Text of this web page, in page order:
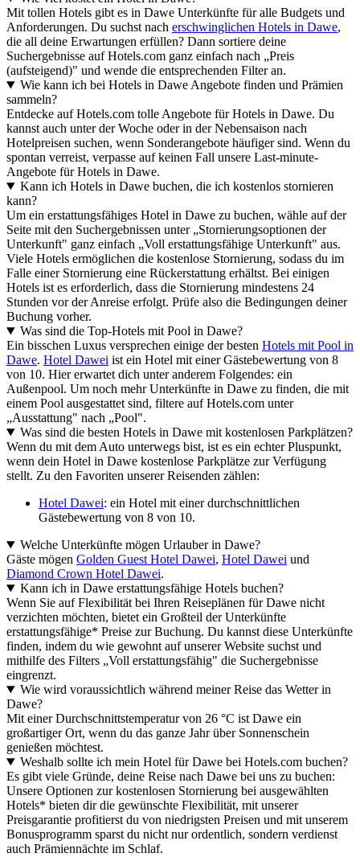
Mit tollen Hotels gibt es in Dawe Unterkünfte für alle Budgets und
Anforderungen. Du suchst nach erschwinglichen Hotels in Dawe,
die all deine Erwartungen erfüllen? Dann sortiere deine
Suchergebnisse auf Hotels.com ganz einfach nach „Preis
(aufsteigend)" und wende die entsprechenden Filter an.
Wie kann ich bei Hotels in Dawe Angebote finden und Prämien
sammeln?
Entdecke auf Hotels.com tolle Angebote für Hotels in Dawe. Du
kannst auch unter der Woche oder in der Nebensaison nach
Hotelpreisen suchen, wenn Sonderangebote häufiger sind. Wenn du
spontan verreist, verpasse auf keinen Fall unsere Last-minute-
Angebote für Hotels in Dawe.
Kann ich Hotels in Dawe buchen, die ich kostenlos stornieren
kann?
Um ein erstattungsfähiges Hotel in Dawe zu buchen, wähle auf der
Seite mit den Suchergebnissen unter „Stornierungsoptionen der
Unterkunft" ganz einfach „Voll erstattungsfähige Unterkunft" aus.
Viele Hotels ermöglichen die kostenlose Stornierung, sodass du im
Falle einer Stornierung eine Rückerstattung erhältst. Bei einigen
Hotels ist es erforderlich, dass die Stornierung mindestens 24
Stunden vor der Anreise erfolgt. Prüfe also die Bedingungen deiner
Buchung vorher.
Was sind die Top-Hotels mit Pool in Dawe?
Ein bisschen Luxus versprechen einige der besten Hotels mit Pool in
Dawe. Hotel Dawei ist ein Hotel mit einer Gästebewertung von 8
von 10. Hier erwartet dich unter anderem Folgendes: ein
Außenpool. Um noch mehr Unterkünfte in Dawe zu finden, die mit
einem Pool ausgestattet sind, filtere auf Hotels.com unter
„Ausstattung" nach „Pool".
Was sind die besten Hotels in Dawe mit kostenlosen Parkplätzen?
Wenn du mit dem Auto unterwegs bist, ist es ein echter Pluspunkt,
wenn dein Hotel in Dawe kostenlose Parkplätze zur Verfügung
stellt. Zu den Favoriten unserer Reisenden zählen:
Hotel Dawei: ein Hotel mit einer durchschnittlichen
Gästebewertung von 8 von 10.
Welche Unterkünfte mögen Urlauber in Dawe?
Gäste mögen Golden Guest Hotel Dawei, Hotel Dawei und
Diamond Crown Hotel Dawei.
Kann ich in Dawe erstattungsfähige Hotels buchen?
Wenn Sie auf Flexibilität bei Ihren Reiseplänen für Dawe nicht
verzichten möchten, bietet ein Großteil der Unterkünfte
erstattungsfähige* Preise zur Buchung. Du kannst diese Unterkünfte
finden, indem du wie gewohnt auf unserer Website suchst und
mithilfe des Filters „Voll erstattungsfähig" die Suchergebnisse
eingrenzt.
Wie wird voraussichtlich während meiner Reise das Wetter in
Dawe?
Mit einer Durchschnittstemperatur von 26 °C ist Dawe ein
großartiger Ort, wenn du das ganze Jahr über Sonnenschein
genießen möchtest.
Weshalb sollte ich mein Hotel für Dawe bei Hotels.com buchen?
Es gibt viele Gründe, deine Reise nach Dawe bei uns zu buchen:
Unsere Optionen zur kostenlosen Stornierung bei ausgewählten
Hotels* bieten dir die gewünschte Flexibilität, mit unserer
Preisgarantie profitierst du von niedrigsten Preisen und mit unserem
Bonusprogramm sparst du nicht nur ordentlich, sondern verdienst
auch Prämiennächte im Schlaf.